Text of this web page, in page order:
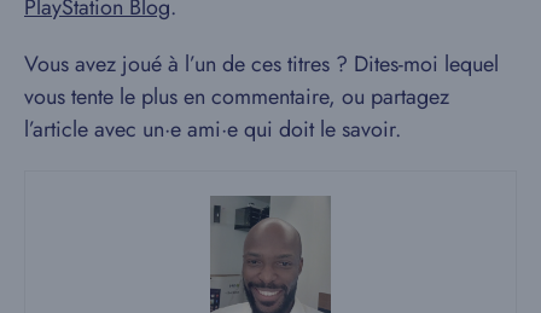
PlayStation Blog.
Vous avez joué à l’un de ces titres ? Dites-moi lequel
vous tente le plus en commentaire, ou partagez
l’article avec un·e ami·e qui doit le savoir.